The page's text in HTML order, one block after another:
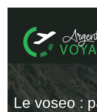
Le voseo :